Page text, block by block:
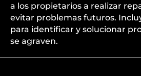
a los propietarios a realizar
evitar problemas futuros.
para identificar y solucionar
se agraven.